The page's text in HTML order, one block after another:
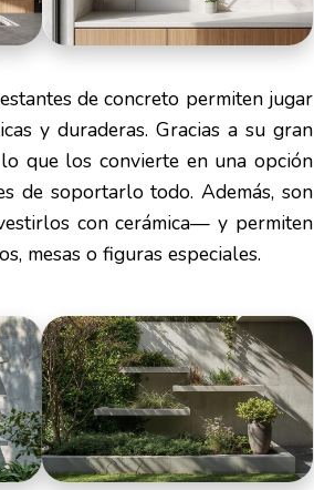
de concreto permiten jugar
y duraderas. Gracias a su gran
que los convierte en una opción
de soportarlo todo. Además, son
con cerámica— y permiten
mesas o figuras especiales.